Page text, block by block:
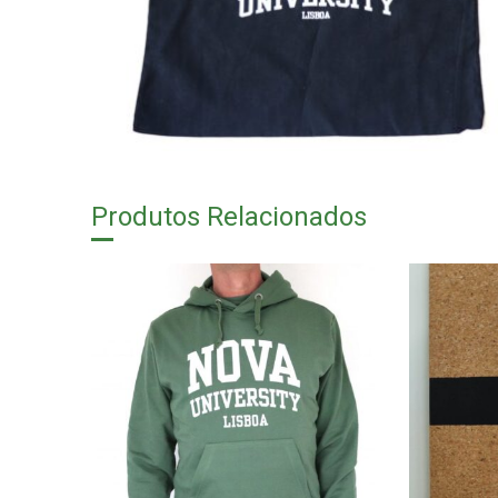
Produtos Relacionados